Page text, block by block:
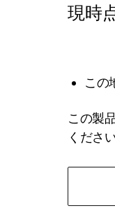
現時
この
この製
ください